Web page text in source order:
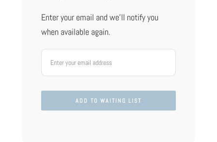
Enter your email and we'll notify you
when available again.